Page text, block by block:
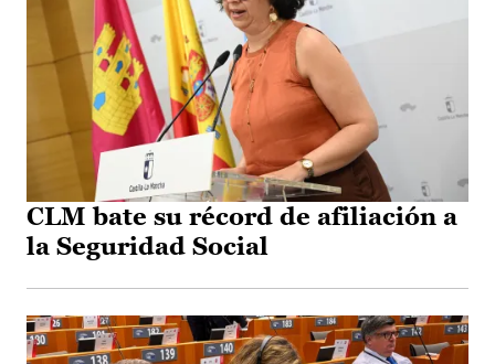
CLM bate su récord de afiliación a
la Seguridad Social